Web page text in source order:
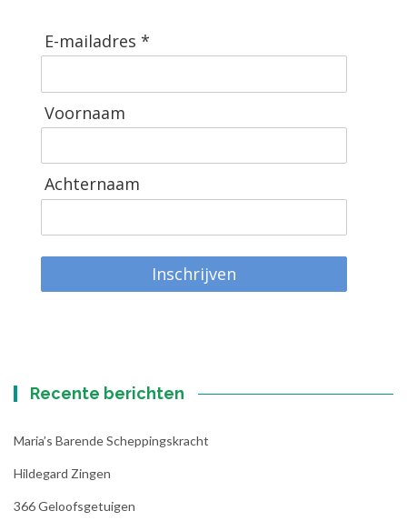
E-mailadres *
Voornaam
Achternaam
Inschrijven
Recente berichten
Maria’s Barende Scheppingskracht
Hildegard Zingen
366 Geloofsgetuigen